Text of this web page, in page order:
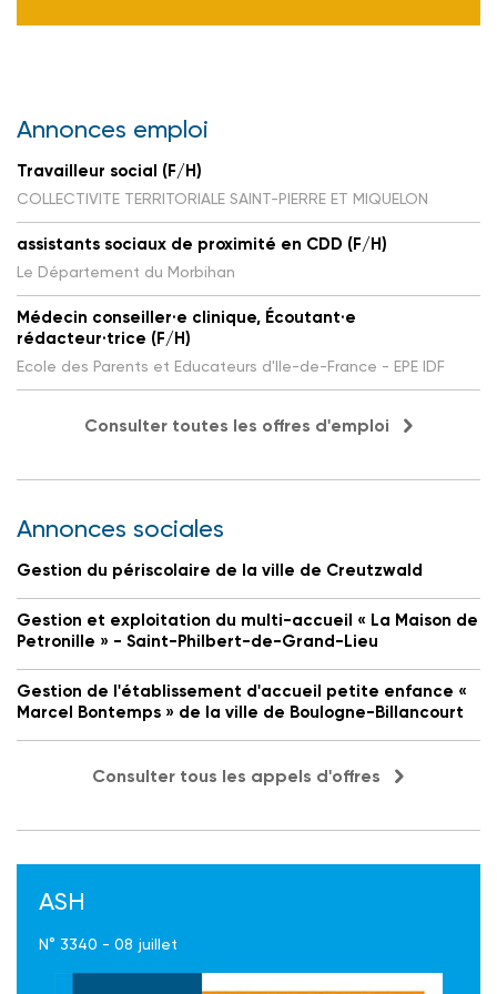
Annonces emploi
Travailleur social (F/H)
COLLECTIVITE TERRITORIALE SAINT-PIERRE ET MIQUELON
assistants sociaux de proximité en CDD (F/H)
Le Département du Morbihan
Médecin conseiller·e clinique, Écoutant·e
rédacteur·trice (F/H)
Ecole des Parents et Educateurs d'Ile-de-France - EPE IDF
Consulter toutes les offres d'emploi
Annonces sociales
Gestion du périscolaire de la ville de Creutzwald
Gestion et exploitation du multi-accueil « La Maison de
Petronille » - Saint-Philbert-de-Grand-Lieu
Gestion de l'établissement d'accueil petite enfance «
Marcel Bontemps » de la ville de Boulogne-Billancourt
Consulter tous les appels d'offres
ASH
N° 3340 - 08 juillet